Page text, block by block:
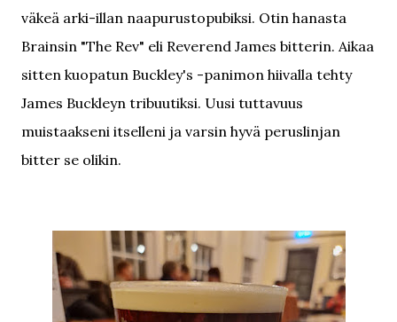
väkeä arki-illan naapurustopubiksi. Otin hanasta
Brainsin "The Rev" eli Reverend James bitterin. Aikaa
sitten kuopatun Buckley's -panimon hiivalla tehty
James Buckleyn tribuutiksi. Uusi tuttavuus
muistaakseni itselleni ja varsin hyvä peruslinjan
bitter se olikin.